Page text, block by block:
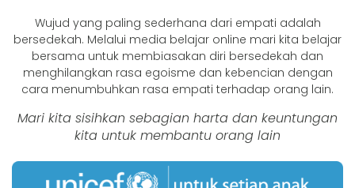
Wujud yang paling sederhana dari empati adalah
bersedekah. Melalui media belajar online mari kita belajar
bersama untuk membiasakan diri bersedekah dan
menghilangkan rasa egoisme dan kebencian dengan
cara menumbuhkan rasa empati terhadap orang lain.
Mari kita sisihkan sebagian harta dan keuntungan
kita untuk membantu orang lain